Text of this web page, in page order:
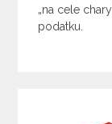
„na cele
podatku.